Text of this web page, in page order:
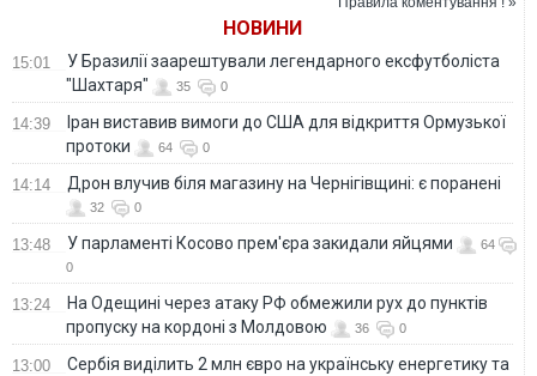
НОВИНИ
15:01
У Бразилії заарештували легендарного ексфутболіста
"Шахтаря"
35 0
14:39
Іран виставив вимоги до США для відкриття Ормузької
протоки
64 0
14:14 Дрон влучив біля магазину на Чернігівщині: є поранені
32 0
13:48 У парламенті Косово прем'єра закидали яйцями
64
0
13:24
На Одещині через атаку РФ обмежили рух до пунктів
пропуску на кордоні з Молдовою
36 0
13:00
Сербія виділить 2 млн євро на українську енергетику та